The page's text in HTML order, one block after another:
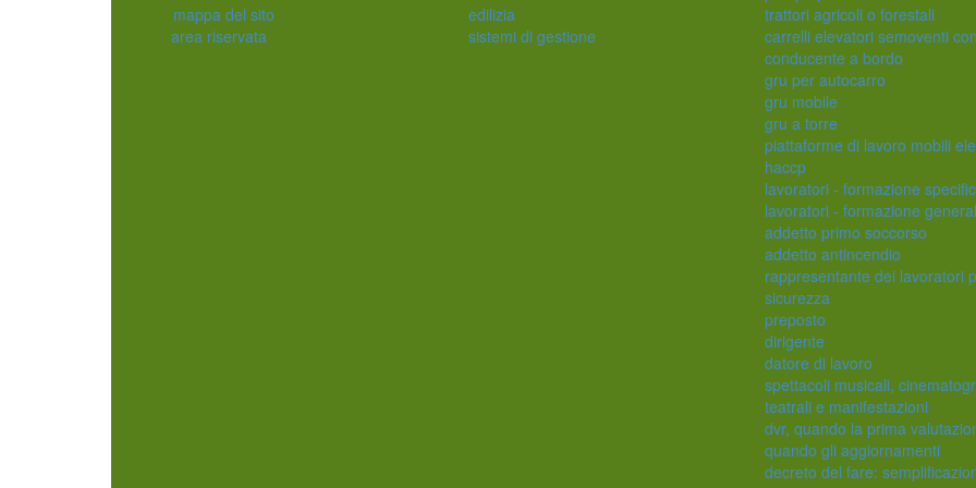
mappa del sito
area riservata
edilizia
sistemi di gestione
trattori agricoli o forestali
carrelli elevatori semoventi con
conducente a bordo
gru per autocarro
gru mobile
gru a torre
piattaforme di lavoro mobili
haccp
lavoratori - formazione
lavoratori - formazione
addetto primo soccorso
addetto antincendio
rappresentante dei lavoratori
sicurezza
preposto
dirigente
datore di lavoro
spettacoli musicali,
teatrali e manifestazioni
dvr, quando la prima
quando gli aggiornamenti
decreto del fare: